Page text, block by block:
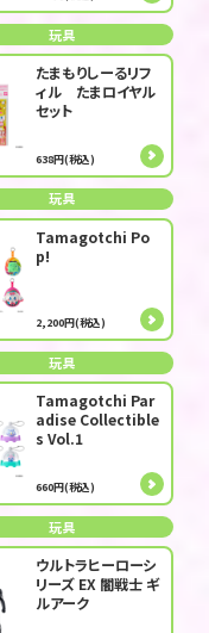
玩具
たまもりしーるリフ
ィル たまロイヤル
セット
638円(税込)
玩具
Tamagotchi Po
p!
2,200円(税込)
玩具
Tamagotchi Par
adise Collectible
s Vol.1
660円(税込)
玩具
ウルトラヒーローシ
リーズ EX 闇戦士 ギ
ルアーク